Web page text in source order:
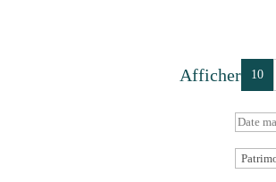
Afficher 10